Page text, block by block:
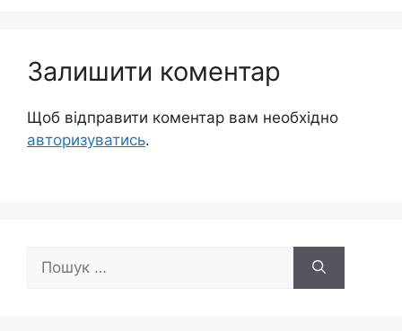
Залишити коментар
Щоб відправити коментар вам необхідно
авторизуватись.